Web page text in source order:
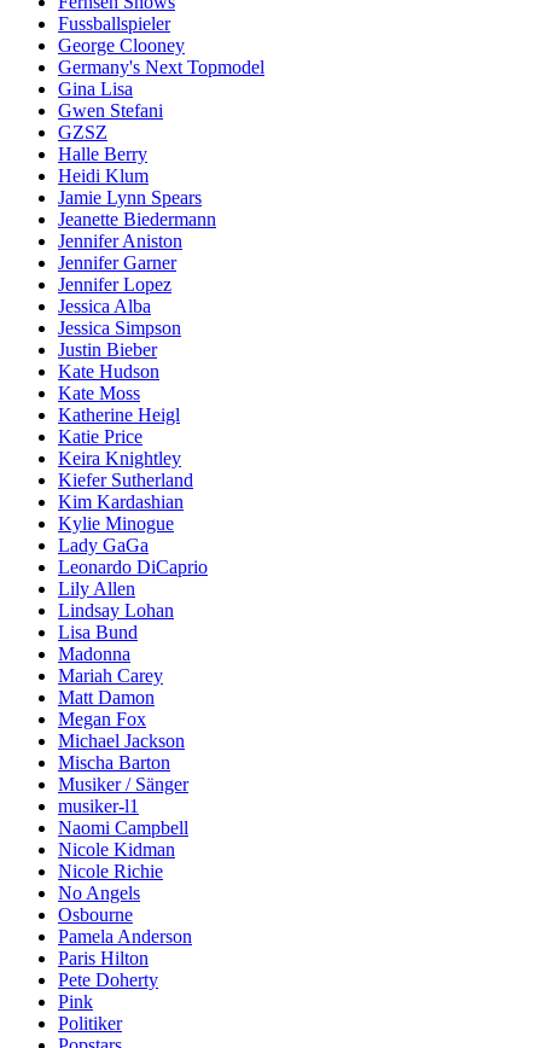
Fussballspieler
George Clooney
Germany's Next Topmodel
Gina Lisa
Gwen Stefani
GZSZ
Halle Berry
Heidi Klum
Jamie Lynn Spears
Jeanette Biedermann
Jennifer Aniston
Jennifer Garner
Jennifer Lopez
Jessica Alba
Jessica Simpson
Justin Bieber
Kate Hudson
Kate Moss
Katherine Heigl
Katie Price
Keira Knightley
Kiefer Sutherland
Kim Kardashian
Kylie Minogue
Lady GaGa
Leonardo DiCaprio
Lily Allen
Lindsay Lohan
Lisa Bund
Madonna
Mariah Carey
Matt Damon
Megan Fox
Michael Jackson
Mischa Barton
Musiker / Sänger
musiker-l1
Naomi Campbell
Nicole Kidman
Nicole Richie
No Angels
Osbourne
Pamela Anderson
Paris Hilton
Pete Doherty
Pink
Politiker